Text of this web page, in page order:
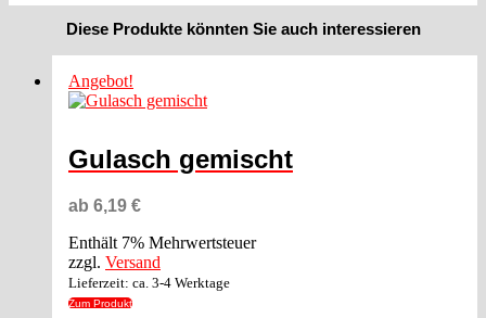
Diese Produkte könnten Sie auch interessieren
Angebot!
Gulasch gemischt
ab 6,19 €
Enthält 7% Mehrwertsteuer
zzgl. Versand
Lieferzeit: ca. 3-4 Werktage
Zum Produkt